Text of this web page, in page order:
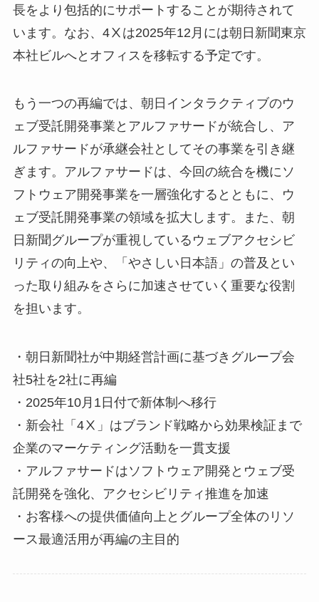
長をより包括的にサポートすることが期待されて
います。なお、4Ⅹは2025年12月には朝日新聞東京
本社ビルへとオフィスを移転する予定です。
もう一つの再編では、朝日インタラクティブのウ
ェブ受託開発事業とアルファサードが統合し、ア
ルファサードが承継会社としてその事業を引き継
ぎます。アルファサードは、今回の統合を機にソ
フトウェア開発事業を一層強化するとともに、ウ
ェブ受託開発事業の領域を拡大します。また、朝
日新聞グループが重視しているウェブアクセシビ
リティの向上や、「やさしい日本語」の普及とい
った取り組みをさらに加速させていく重要な役割
を担います。
・朝日新聞社が中期経営計画に基づきグループ会
社5社を2社に再編
・2025年10月1日付で新体制へ移行
・新会社「4Ⅹ」はブランド戦略から効果検証まで
企業のマーケティング活動を一貫支援
・アルファサードはソフトウェア開発とウェブ受
託開発を強化、アクセシビリティ推進を加速
・お客様への提供価値向上とグループ全体のリソ
ース最適活用が再編の主目的